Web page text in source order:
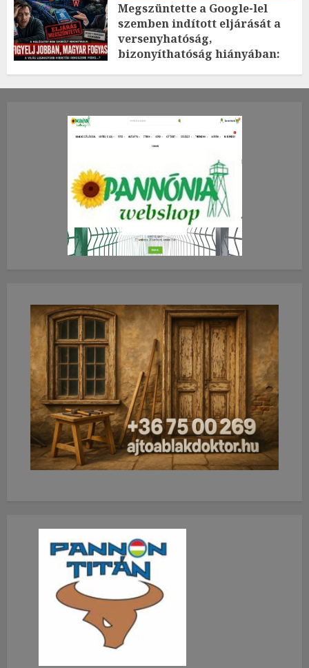
Megszüntette a Google-lel
szemben indított eljárását a
versenyhatóság,
bizonyíthatóság hiányában:
2026.JÚLIUS.23. CSÜTÖRTÖK.
0